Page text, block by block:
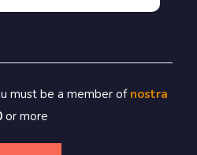
must be a member of nostra
or more